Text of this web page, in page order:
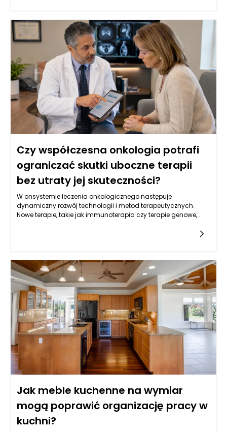
tym oznaczenia markerów nowotworowych w krwi, które mogą
wskazywać na obecność choroby. W Warszawie, dzięki
postępowi w dziedzinie genetyki, coraz częściej stosuje się
również badania molekularne, które identyfikują mutacje
genów związanych z nowotworami, co pozwala na bardziej
spersonalizowane podejście do leczenia. Kluczowe jest
zrozumienie, że wczesne wykrycie choroby zwiększa szanse na
skuteczne leczenie oraz poprawia komfort życia pacjentów.
Czy współczesna onkologia potrafi
ograniczać skutki uboczne terapii
bez utraty jej skuteczności?
W onsystemie leczenia onkologicznego następuje
dynamiczny rozwój technologii i metod terapeutycznych.
Nowe terapie, takie jak immunoterapia czy terapie genowe,
mogą przyczynić się do ograniczenia skutków ubocznych. Te
modyfikacji genetycznych komórek nowotworowych, co w
efekcie może zmniejszać potrzebę stosowania tradycyjnych
terapii, takich jak chemioterapia. Decyzje podejmowane w
kontekście onkologii w Warszawie często uwzględniają
możliwości podejścia do leczenia, które są bardziej precyzyjne
i zindywidualizowane. Dzięki temu leczenie onkologiczne w
Warszawie staje się bardziej skuteczne, a zarazem mniej
obciążające dla pacjentów. Rozwój wiedzy oraz innowacyjne
podejścia są kluczowe w walce z nowotworami, co pomaga
osiągać lepsze wyniki terapeutyczne przy mniejszych
skutkach ubocznych.
Jak meble kuchenne na wymiar
mogą poprawić organizację pracy w
kuchni?